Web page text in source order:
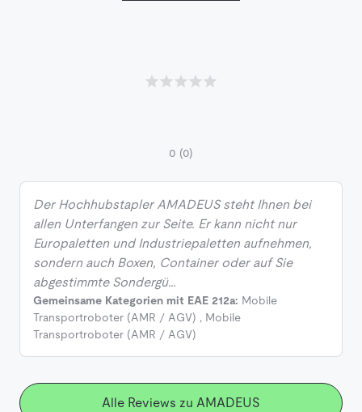
0 (0)
Der Hochhubstapler AMADEUS steht Ihnen bei
allen Unterfangen zur Seite. Er kann nicht nur
Europaletten und Industriepaletten aufnehmen,
sondern auch Boxen, Container oder auf Sie
abgestimmte Sondergü…
Gemeinsame Kategorien mit EAE 212a: Mobile
Transportroboter (AMR / AGV) , Mobile
Transportroboter (AMR / AGV)
Alle Reviews zu AMADEUS